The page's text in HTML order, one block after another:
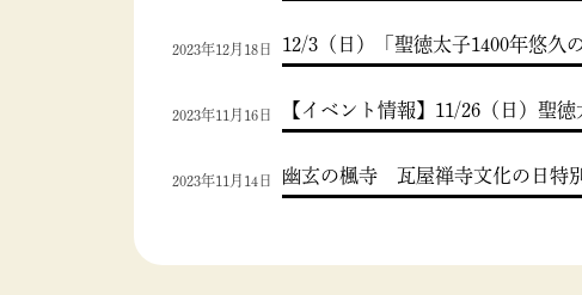
2023年12月18日 12/3（日）「聖徳太子1400年悠
2023年11月16日 【イベント情報】11/26（日）聖
2023年11月14日 幽玄の楓寺 瓦屋禅寺文化の日特